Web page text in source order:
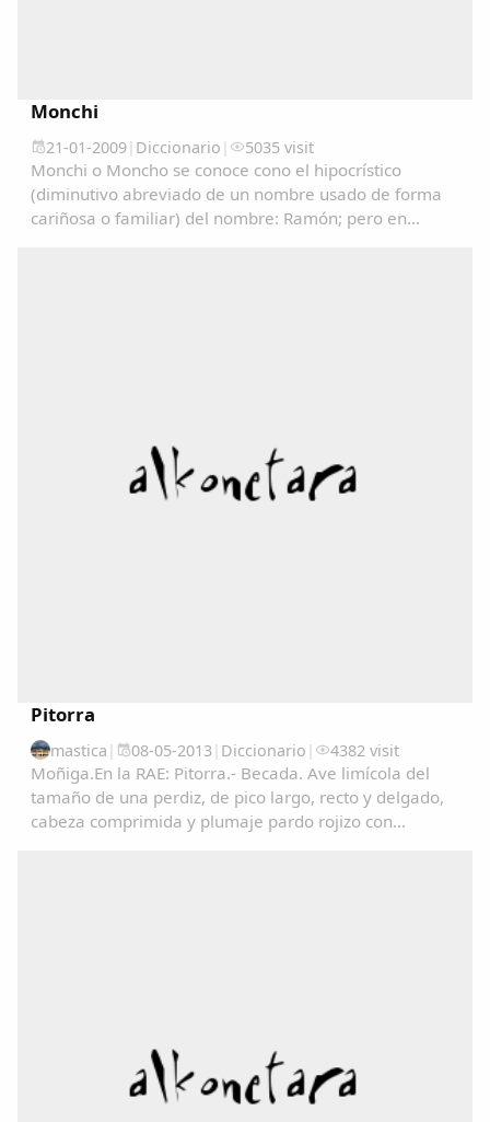
Monchi
21-01-2009| Diccionario | 5035 visit
Monchi o Moncho se conoce cono el hipocrístico
(diminutivo abreviado de un nombre usado de forma
cariñosa o familiar) del nombre: Ramón; pero en
Pitorra
mastica | 08-05-2013| Diccionario | 4382 visit
Moñiga.En la RAE: Pitorra.- Becada. Ave limícola del
tamaño de una perdiz, de pico largo, recto y delgado,
cabeza comprimida y plumaje pardo rojizo con